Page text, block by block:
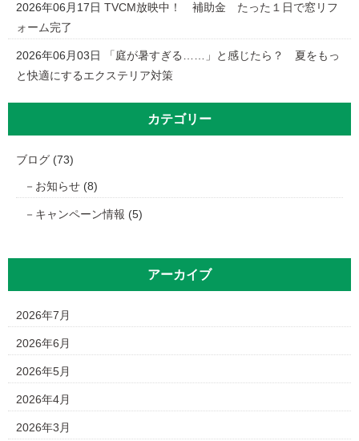
2026年06月17日 TVCM放映中！ 補助金 たった１日で窓リフ
ォーム完了
2026年06月03日
「庭が暑すぎる……」と感じたら？ 夏をもっ
と快適にするエクステリア対策
カテゴリー
ブログ (73)
お知らせ (8)
キャンペーン情報 (5)
アーカイブ
2026年7月
2026年6月
2026年5月
2026年4月
2026年3月